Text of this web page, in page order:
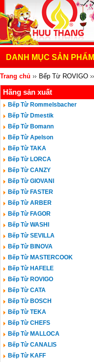
DANH MỤC SẢN PHẨM
Trang chủ Bếp Từ ROVIGO
MASTERCOOK
Hãng sản xuất
Bếp Từ Rommelsbacher
Bếp Từ Dmestik
Bếp Từ Bomann
Bếp Từ Apelson
Bếp Từ TAKA
Bếp Từ LORCA
Bếp Từ CANZY
Bếp Từ GIOVANI
Bếp Từ FASTER
Bếp Từ ARBER
Bếp Từ FAGOR
Bếp Từ WASHI
Bếp Từ SEVILLA
Bếp Từ BINOVA
Bếp Từ MASTERCOOK
Bếp Từ HAFELE
Bếp Từ ROVIGO
Bếp Từ CATA
Bếp Từ BOSCH
Bếp Từ TEKA
Bếp Từ CHEFS
Bếp Từ MALLOCA
Bếp Từ CANALIS
Bếp Từ KAFF